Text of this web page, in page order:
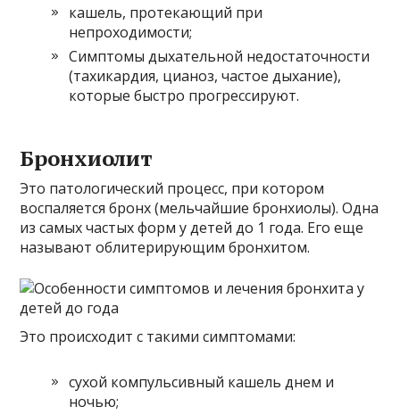
кашель, протекающий при
непроходимости;
Симптомы дыхательной недостаточности
(тахикардия, цианоз, частое дыхание),
которые быстро прогрессируют.
Бронхиолит
Это патологический процесс, при котором
воспаляется бронх (мельчайшие бронхиолы). Одна
из самых частых форм у детей до 1 года. Его еще
называют облитерирующим бронхитом.
Это происходит с такими симптомами:
сухой компульсивный кашель днем ​​и
ночью;